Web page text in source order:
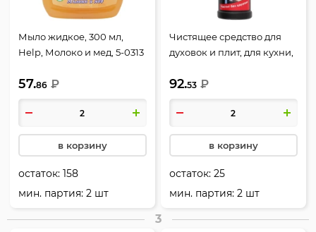
Мыло жидкое, 300 мл,
Help, Молоко и мед, 5-0313
57.86 ₽
в корзину
остаток:158
мин. партия: 2 шт
Чистящее средство для
духовок и плит, для кухни,
крышкой, Help, 4-0338
92.53 ₽
в корзину
остаток:25
мин. партия: 2 шт
3